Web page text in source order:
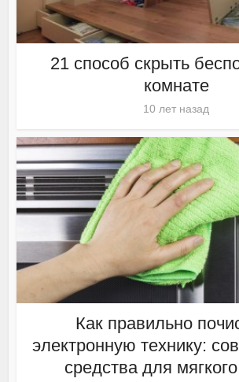
21 способ скрыть
комнате
10 лет назад
Как правильно
электронную технику:
средства для